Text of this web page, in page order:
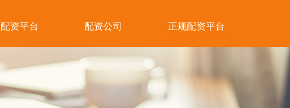
配资平台 配资公司 正规配资平台